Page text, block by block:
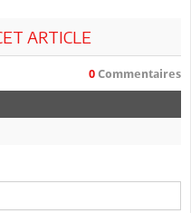
ARTICLE
0 Commentaires